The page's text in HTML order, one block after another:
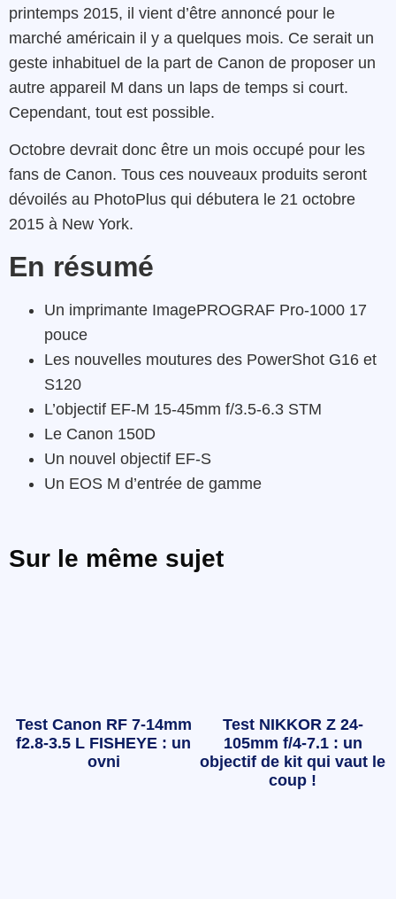
printemps 2015, il vient d’être annoncé pour le
marché américain il y a quelques mois. Ce serait un
geste inhabituel de la part de Canon de proposer un
autre appareil M dans un laps de temps si court.
Cependant, tout est possible.
Octobre devrait donc être un mois occupé pour les
fans de Canon. Tous ces nouveaux produits seront
dévoilés au PhotoPlus qui débutera le 21 octobre
2015 à New York.
En résumé
Un imprimante ImagePROGRAF Pro-1000 17
pouce
Les nouvelles moutures des PowerShot G16 et
S120
L’objectif EF-M 15-45mm f/3.5-6.3 STM
Le Canon 150D
Un nouvel objectif EF-S
Un EOS M d’entrée de gamme
Sur le même sujet
Test Canon RF 7-14mm
f2.8-3.5 L FISHEYE : un
ovni
Test NIKKOR Z 24-
105mm f/4-7.1 : un
objectif de kit qui vaut le
coup !